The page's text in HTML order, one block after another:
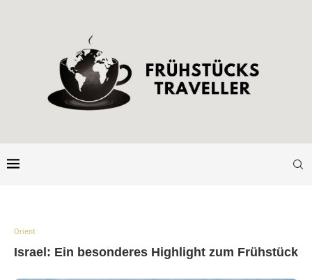
Orient
Israel: Ein besonderes Highlight zum Frühstück